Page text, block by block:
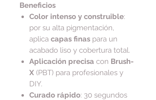
Beneficios
Color intenso y construible:
por su alta pigmentación,
aplica capas finas para un
acabado liso y cobertura total.
Aplicación precisa con Brush-
X (PBT) para profesionales y
DIY.
Curado rápido: 30 segundos